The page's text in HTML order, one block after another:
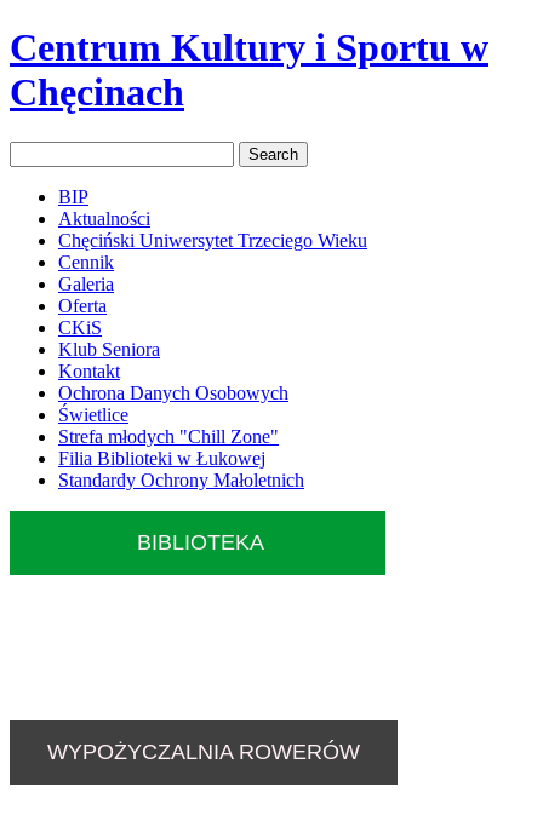
Centrum Kultury i Sportu w
Chęcinach
BIP
Aktualności
Chęciński Uniwersytet Trzeciego Wieku
Cennik
Galeria
Oferta
CKiS
Klub Seniora
Kontakt
Ochrona Danych Osobowych
Świetlice
Strefa młodych "Chill Zone"
Filia Biblioteki w Łukowej
Standardy Ochrony Małoletnich
BIBLIOTEKA
WYPOŻYCZALNIA ROWERÓW